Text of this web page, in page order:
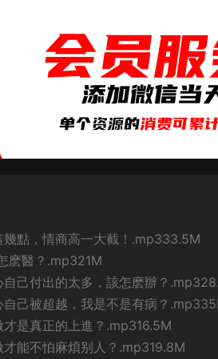
幾點，情商高一大截！.mp333.5M
麽醫？.mp321M
自己付出的太多，該怎麽辦？
自己被超越，我是不是有病？
才是真正的上進？.mp316.5M
才能不怕麻煩别人？.mp319.8M